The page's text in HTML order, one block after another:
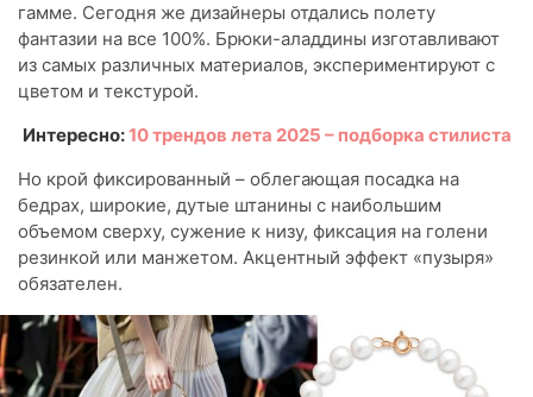
гамме. Сегодня же дизайнеры отдались полету
фантазии на все 100%. Брюки-аладдины изготавливают
из самых различных материалов, экспериментируют с
цветом и текстурой.
Интересно:10 трендов лета 2025 – подборка стилиста
Но крой фиксированный – облегающая посадка на
бедрах, широкие, дутые штанины с наибольшим
объемом сверху, сужение к низу, фиксация на голени
резинкой или манжетом. Акцентный эффект «пузыря»
обязателен.